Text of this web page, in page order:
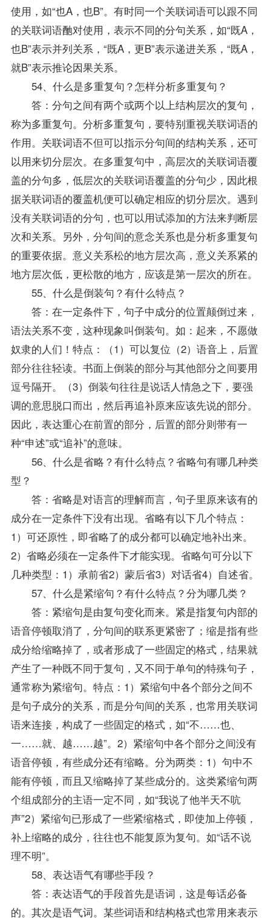
使用，如“也A，也B”。有时同一个关联词语可以跟不同
的关联词语酏对使用，表示不同的分句关系，如“既A，
也B”表示并列关系，“既A，更B”表示递进关系，“既A，
就B”表示推论因果关系。
54、什么是多重复句？怎样分析多重复句？
答：分句之间有两个或两个以上结构层次的复句，
称为多重复句。分析多重复句，要特别重视关联词语的
作用。关联词语不但可以指示分句间的结构关系，还可
以用来切分层次。在多重复句中，高层次的关联词语覆
盖的分句多，低层次的关联词语覆盖的分句少，因此根
据关联词语的覆盖机便可以确定相应的切分层次。遇到
没有关联词语的分句，也可以用试添加的方法来判断层
次和关系。另外，分句间的意念关系也是分析多重复句
的重要依据。意义关系松的地方层次高，意义关系紧的
地方层次低，更松散的地方，应该是第一层次的所在。
55、什么是倒装句？有什么特点？
答：在一定条件下，句子中成分的位置颠倒过来，
语法关系不变，这种现象叫倒装句。如：起来，不愿做
奴隶的人们！特点：（1）可以复位（2）语音上，后置
部分往往轻读。书面上倒装的部分与其他部分之间要用
逗号隔开。（3）倒装句往往是说话人情急之下，要强
调的意思脱口而出，然后再追补原来应该先说的部分。
因此，表达重心在前置的部分，后置的部分则带有一
种“申述”或“追补”的意味。
56、什么是省略？有什么特点？省略句有哪几种类
型？
答：省略是对语言的理解而言，句子里原来该有的
成分在一定条件下没有出现。省略有以下几个特点：
1）可还原性，即省略了的成分都可以确定地补出来。
2）省略必须在一定条件下才能实现。省略句可分以下
几种类型：1）承前省2）蒙后省3）对话省4）自述省。
57、什么是紧缩句？有什么特点？分为哪几类？
答：紧缩句是由复句变化而来。紧是指复句内部的
语音停顿取消了，分句间的联系更紧密了；缩是指有些
成分给缩略掉了，或者形成了一些固定的格式，结果就
产生了一种既不同于复句，又不同于单句的特殊句子，
通常称为紧缩句。特点：1）紧缩句中各个部分之间不
是句子成分的关系，而是分句间的关系，也常用关联词
语来连接，构成了一些固定的格式，如“不……也、
一……就、越……越”。2）紧缩句中各个部分之间没有
语音停顿，有些成分还有缩略。分为两类：1）句中不
能有停顿，而且又缩略掉了某些成分的。这类紧缩句两
个组成部分的主语一定不同，如“我说了他半天不吭
声”2）紧缩句已形成了一些紧缩格式，即使加上停顿，
补上缩略的成分，往往也不能复原为复句。如“话不说
理不明”。
58、表达语气有哪些手段？
答：表达语气的手段首先是语词，这是每话必备
的。其次是语气词。某些词语和结构格式也常用来表示